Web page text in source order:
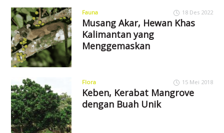
Fauna 18 Des 2022
Musang Akar, Hewan Khas
Kalimantan yang
Menggemaskan
Flora 15 Mei 2018
Keben, Kerabat Mangrove
dengan Buah Unik